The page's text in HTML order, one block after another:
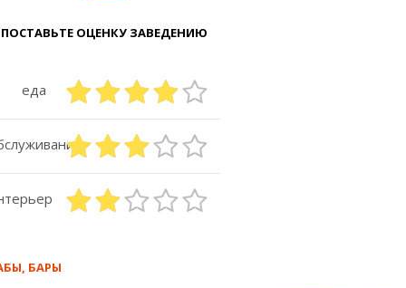
ПОСТАВЬТЕ ОЦЕНКУ ЗАВЕДЕНИЮ
еда
БАРЫ